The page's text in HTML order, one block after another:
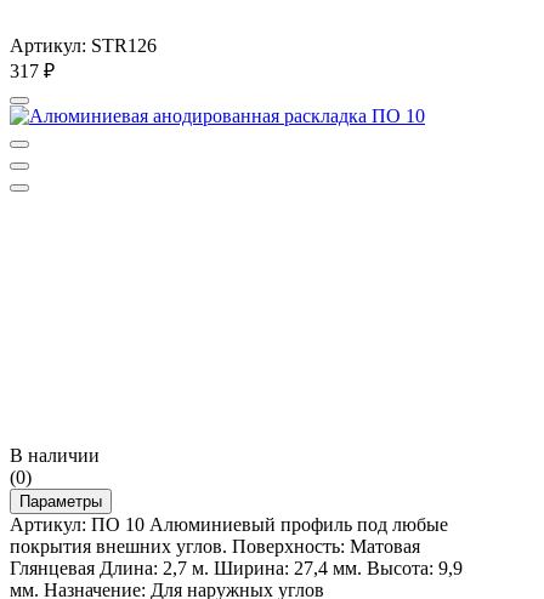
Артикул: STR126
317 ₽
В наличии
(0)
Параметры
Артикул: ПО 10 Алюминиевый профиль под любые
покрытия внешних углов. Поверхность: Матовая
Глянцевая Длина: 2,7 м. Ширина: 27,4 мм. Высота: 9,9
мм. Назначение: Для наружных углов